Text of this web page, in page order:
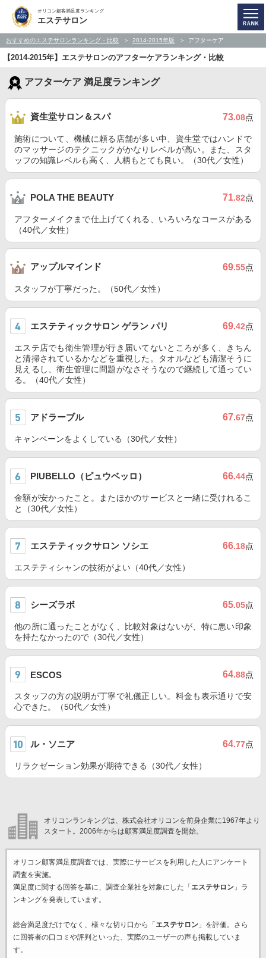
オリコン顧客満足度ランキング
エステサロン
おすすめのエステサロンランキング・比較 2014-2015年版 アフターケア
【2014-2015年】エステサロンのアフターケアランキング・比較
アフターケア 満足度ランキング
資生堂サロン＆スパ 73.08点
施術について、機械に頼る店舗が多い中、資生堂ではハンドで
のマッサージのテクニックがかなりレベルが高い。また、スタ
ッフの知識レベルも高く、人柄もとても良い。（30代／女性）
POLA THE BEAUTY 71.82点
アフターメイクまで仕上げてくれる、いろいろなコースがある
（40代／女性）
アップルマインド 69.55点
スタッフが丁寧だった。（50代／女性）
エステティックサロン ゲラン パリ 69.42点
エステ店でも衛生管理が行き届いてないところが多く、きちん
と清掃されているかなどを重視した。タオルなども清潔そうに
見えるし、衛生管理に問題がなさそうなので継続して通ってい
る。（40代／女性）
アドラーブル 67.67点
キャンペーンをよくしている（30代／女性）
PIUBELLO（ピュウベッロ） 66.44点
金額が安かったこと。またほかのサービスと一緒に受けれるこ
と（30代／女性）
エステティックサロン ソシエ 66.18点
エステティシャンの技術がよい（40代／女性）
シーズラボ 65.05点
他の所に通ったことがなく、比較対象はないが、特に悪い印象
を持たなかったので（30代／女性）
ESCOS 64.88点
スタッフの方の説明が丁寧で礼儀正しい。料金も表示通りで安
心できた。（50代／女性）
ル・ソニア 64.77点
リラクゼーション効果が期待できる（30代／女性）
オリコンランキングは、株式会社オリコンを前身企業に1967年より
スタート。2006年からは顧客満足度調査を開始。
オリコン顧客満足度調査では、実際にサービスを利用した 人にアンケート
調査を実施。
満足度に関する回答を基に、調査企業社を対象にした「 エステサロン」ラ
ンキングを発表しています。
総合満足度だけでなく、様々な切り口から「 エステサロン」を評価。さら
に回答者の口コミや評判といった、実際のユーザーの声も掲載していま
す。